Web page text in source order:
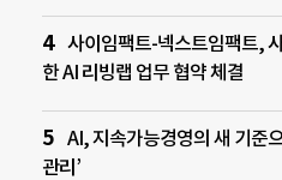
사이임팩트-넥스트임팩트,
한 AI 리빙랩 업무 협약 체결
AI, 지속가능경영의 새 기준
관리’